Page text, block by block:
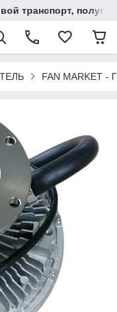
транспорт,
FAN MARKET -